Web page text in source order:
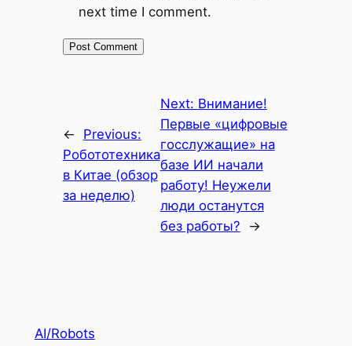
next time I comment.
←
Previous:
Робототехника
в Китае (обзор
за неделю)
Next: Внимание!
Первые «цифровые
госслужащие» на
базе ИИ начали
работу! Неужели
люди останутся
без работы?
→
AI/Robots